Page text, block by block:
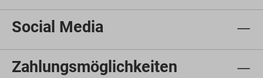
Social Media
Zahlungsmöglichkeiten